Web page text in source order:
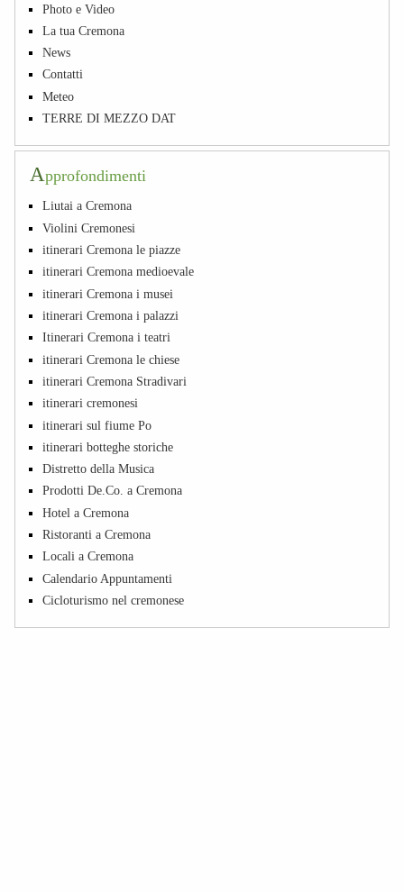
Photo e Video
La tua Cremona
News
Contatti
Meteo
TERRE DI MEZZO DAT
Approfondimenti
Liutai a Cremona
Violini Cremonesi
itinerari Cremona le piazze
itinerari Cremona medioevale
itinerari Cremona i musei
itinerari Cremona i palazzi
Itinerari Cremona i teatri
itinerari Cremona le chiese
itinerari Cremona Stradivari
itinerari cremonesi
itinerari sul fiume Po
itinerari botteghe storiche
Distretto della Musica
Prodotti De.Co. a Cremona
Hotel a Cremona
Ristoranti a Cremona
Locali a Cremona
Calendario Appuntamenti
Cicloturismo nel cremonese